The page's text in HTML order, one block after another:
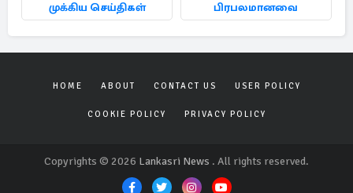
முக்கிய செய்திகள் பிரபலமானவை
HOME ABOUT CONTACT US USER POLICY
COOKIE POLICY PRIVACY POLICY
Copyrights © 2026 Lankasri News . All rights reserved.